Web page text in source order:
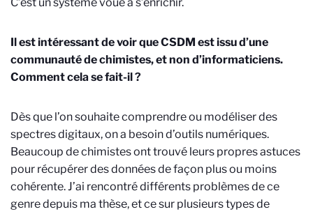
Il est intéressant de voir que CSDM est issu d’une
communauté de chimistes, et non d’informaticiens.
Comment cela se fait-il ?
Dès que l’on souhaite comprendre ou modéliser des
spectres digitaux, on a besoin d’outils numériques.
Beaucoup de chimistes ont trouvé leurs propres astuces
pour récupérer des données de façon plus ou moins
cohérente. J’ai rencontré différents problèmes de ce
genre depuis ma thèse, et ce sur plusieurs types de